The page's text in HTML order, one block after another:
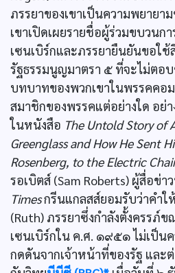
ภรรยาของเขาเป็นความพยายา
เขาเปิดเผยรายชื่อผู้ร่วมขบวนก
เซนเบิร์กและภรรยายืนยันขอใ
รัฐธรรมนูญมาตรา ๕ ที่จะไม่ตอ
บทบาทของพวกเขาในพรรคคอ
สมาชิกของพรรคแต่อย่างใด อย่
ในหนังสือ The Untold Story of
Greenglass and How He Sent
Rosenberg, to the Electric
รอเบิตส์ (Sam Roberts) ผู้สื่อข่
Timesกรีนแกลสส์ยอมรับว่าคำใ
(Ruth) ภรรยาซึ่งกำลังตั้งครรภ์ข
เซนเบิร์กใน ค.ศ. ๑๙๕๑ ไม่เป็น
กดดันจากเจ้าหน้าที่ของรัฐ แล